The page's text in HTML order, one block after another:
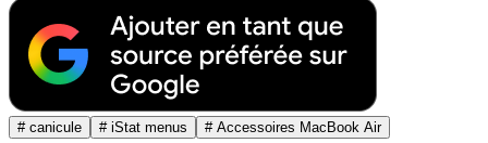
# canicule # iStat menus # Accessoires MacBook Air